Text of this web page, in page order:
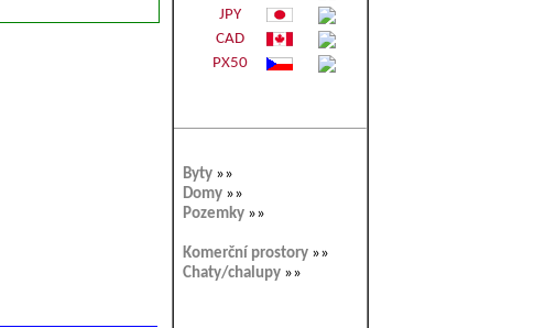
JPY
CAD
PX50
Byty »»
Domy »»
Pozemky »»
Komerční prostory »»
Chaty/chalupy »»